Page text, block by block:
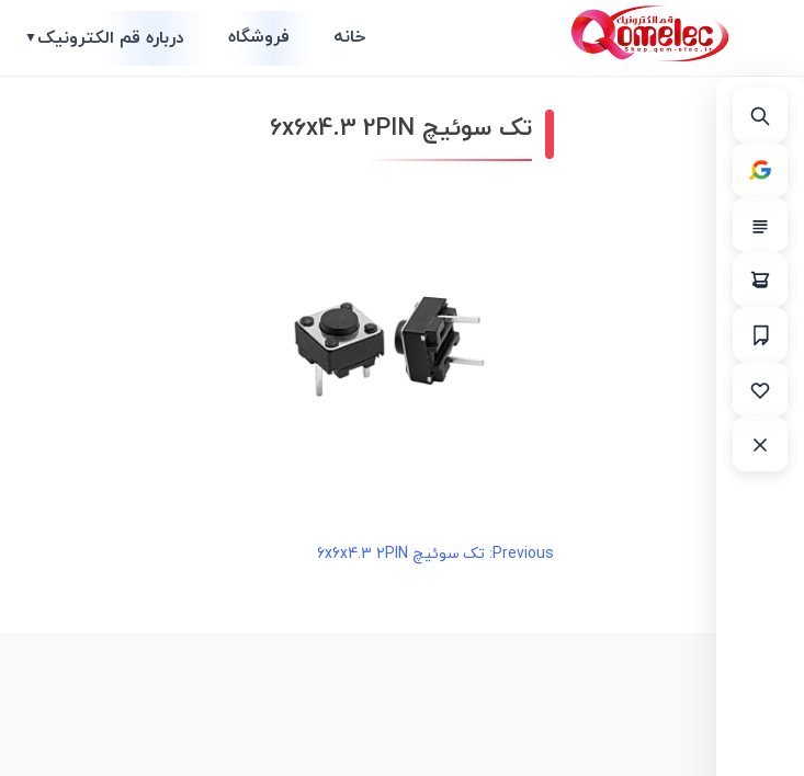
خانه فروشگاه درباره قم الکترونیک▼
تک سوئیچ 6x6x4.3 2PIN
راهبری
Previous: تک سوئیچ 6x6x4.3 2PIN